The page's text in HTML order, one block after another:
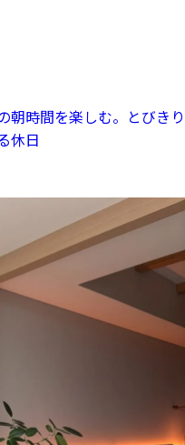
朝時間を楽しむ。とびきり
休日